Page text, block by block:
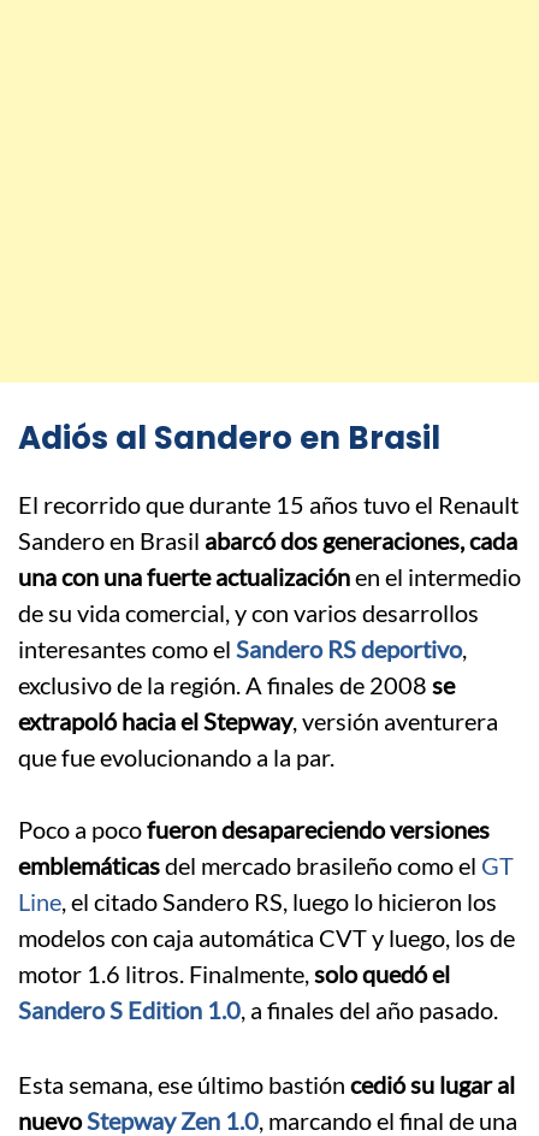
Adiós al Sandero en Brasil
El recorrido que durante 15 años tuvo el Renault
Sandero en Brasil abarcó dos generaciones, cada
una con una fuerte actualizaciónen el intermedio
de su vida comercial, y con varios desarrollos
interesantes como el Sandero RS deportivo,
exclusivo de la región. A finales de 2008 se
extrapoló hacia el Stepway, versión aventurera
que fue evolucionando a la par.
Poco a pocofueron desapareciendo versiones
emblemáticasdel mercado brasileño como el GT
Line , el citado Sandero RS, luego lo hicieron los
modelos con caja automática CVT y luego, los de
motor 1.6 litros. Finalmente, solo quedó el
Sandero S Edition 1.0 , a finales del año pasado.
Esta semana, ese último bastión cedió su lugar al
nuevoStepway Zen 1.0 , marcando el final de una